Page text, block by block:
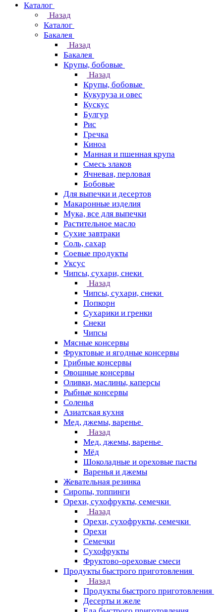
Каталог
Назад
Каталог
Бакалея
Назад
Бакалея
Крупы, бобовые
Назад
Крупы, бобовые
Кукуруза и овес
Кускус
Булгур
Рис
Гречка
Киноа
Манная и пшенная крупа
Смесь злаков
Ячневая, перловая
Бобовые
Для выпечки и десертов
Макаронные изделия
Мука, все для выпечки
Растительное масло
Сухие завтраки
Соль, сахар
Соевые продукты
Уксус
Чипсы, сухари, снеки
Назад
Чипсы, сухари, снеки
Попкорн
Сухарики и гренки
Снеки
Чипсы
Мясные консервы
Фруктовые и ягодные консервы
Грибные консервы
Овощные консервы
Оливки, маслины, каперсы
Рыбные консервы
Соленья
Азиатская кухня
Мед, джемы, варенье
Назад
Мед, джемы, варенье
Мёд
Шоколадные и ореховые пасты
Варенья и джемы
Жевательная резинка
Сиропы, топпинги
Орехи, сухофрукты, семечки
Назад
Орехи, сухофрукты, семечки
Орехи
Семечки
Сухофрукты
Фруктово-ореховые смеси
Продукты быстрого приготовления
Назад
Продукты быстрого приготовления
Десерты и желе